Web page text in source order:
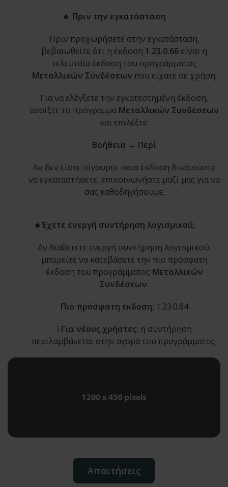
🔹 Πριν την εγκατάσταση
Πριν προχωρήσετε στην εγκατάσταση,
βεβαιωθείτε ότι η έκδοση 1.23.0.66 είναι η
τελευταία έκδοση του προγράμματος
Μεταλλικών Συνδέσεων που είχατε σε χρήση.
Για να ελέγξετε την εγκατεστημένη έκδοση,
ανοίξτε το πρόγραμμα Μεταλλικών Συνδέσεων
και επιλέξτε:
Βοήθεια → Περί
Αν δεν είστε σίγουροι ποια έκδοση δικαιούστε
να εγκαταστήσετε, επικοινωνήστε μαζί μας για να
σας καθοδηγήσουμε.
🔹Έχετε ενεργή συντήρηση λογισμικού;
Αν διαθέτετε ενεργή συντήρηση λογισμικού,
μπορείτε να κατεβάσετε την πιο πρόσφατη
έκδοση του προγράμματος Μεταλλικών
Συνδέσεων.
Πιο πρόσφατη έκδοση: 1.23.0.84
ℹ️ Για νέους χρήστες: η συντήρηση
περιλαμβάνεται στην αγορά του προγράμματος.
Απαιτήσεις